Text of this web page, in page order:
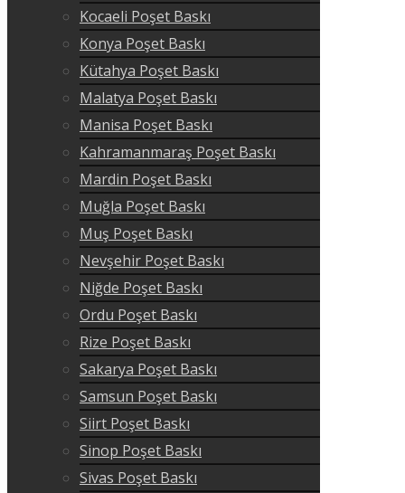
Kocaeli Poşet Baskı
Konya Poşet Baskı
Kütahya Poşet Baskı
Malatya Poşet Baskı
Manisa Poşet Baskı
Kahramanmaraş Poşet Baskı
Mardin Poşet Baskı
Muğla Poşet Baskı
Muş Poşet Baskı
Nevşehir Poşet Baskı
Niğde Poşet Baskı
Ordu Poşet Baskı
Rize Poşet Baskı
Sakarya Poşet Baskı
Samsun Poşet Baskı
Siirt Poşet Baskı
Sinop Poşet Baskı
Sivas Poşet Baskı